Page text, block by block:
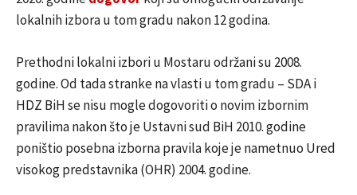
lokalnih izbora u tom gradu nakon 12 godina.
Prethodni lokalni izbori u Mostaru održani su 2008.
godine. Od tada stranke na vlasti u tom gradu – SDA i
HDZ BiH se nisu mogle dogovoriti o novim izbornim
pravilima nakon što je Ustavni sud BiH 2010. godine
poništio posebna izborna pravila koje je nametnuo Ured
visokog predstavnika (OHR) 2004. godine.